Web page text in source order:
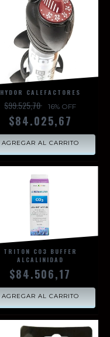
HYDOR CALEFACTORES
$99.525,70 16% OFF
$84.025,67
AGREGAR AL CARRITO
TRITON CO3 BUFFER
ALCALINIDAD
$84.506,17